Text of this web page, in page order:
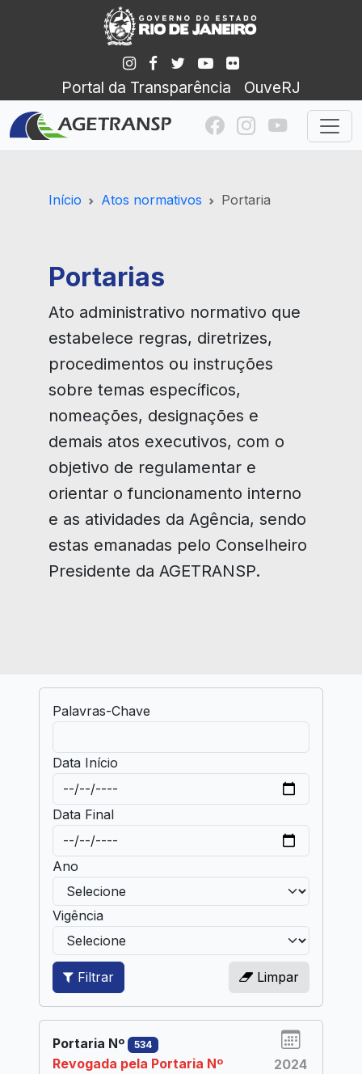
Portal da Transparência OuveRJ
Início Atos normativos Portaria
Portarias
Ato administrativo normativo que
estabelece regras, diretrizes,
procedimentos ou instruções
sobre temas específicos,
nomeações, designações e
demais atos executivos, com o
objetivo de regulamentar e
orientar o funcionamento interno
e as atividades da Agência, sendo
estas emanadas pelo Conselheiro
Presidente da AGETRANSP.
Palavras-Chave
Data Início
Data Final
Ano
Vigência
Filtrar Limpar
Portaria Nº 534
Revogada pela Portaria Nº
2024